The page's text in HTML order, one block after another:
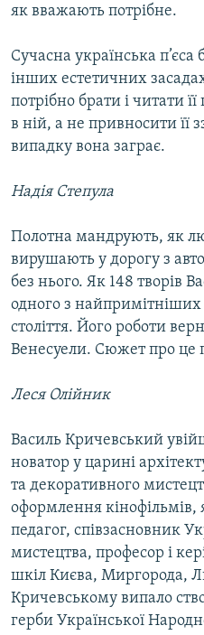
як вважають потрібне.
Сучасна українська
інших естетичних
потрібно брати і читати
в ній, а не привносити її
випадку вона заграє.
Надія Степула
Полотна мандрують, як
вирушають у дорогу з
без нього. Як 148 творів
одного з
століття. Його роботи
Венесуели. Сюжет про це
Леся Олійник
Василь Кричевський
новатор у царині
та декоративного
оформлення кінофільмів,
педагог, співзасновник
мистецтва, професор і
шкіл Києва, Миргорода,
Кричевському випало
герби Української